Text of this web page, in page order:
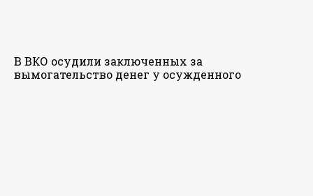
В ВКО осудили заключенных за
вымогательство денег у осужденного